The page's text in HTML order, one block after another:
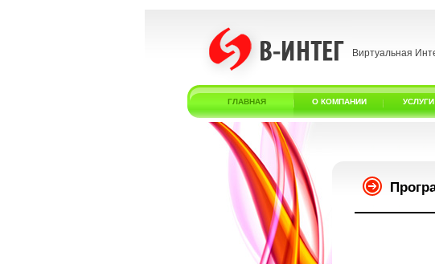
Виртуальная
ГЛАВНАЯ О КОМПАНИИ УСЛУГИ